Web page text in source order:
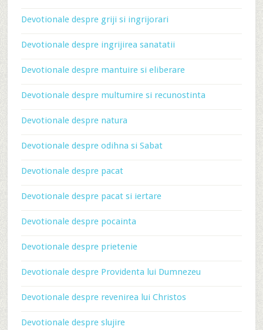
Devotionale despre griji si ingrijorari
Devotionale despre ingrijirea sanatatii
Devotionale despre mantuire si eliberare
Devotionale despre multumire si recunostinta
Devotionale despre natura
Devotionale despre odihna si Sabat
Devotionale despre pacat
Devotionale despre pacat si iertare
Devotionale despre pocainta
Devotionale despre prietenie
Devotionale despre Providenta lui Dumnezeu
Devotionale despre revenirea lui Christos
Devotionale despre slujire